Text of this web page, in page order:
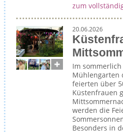
zum
20.06.2026
Im
Mühlengarten
feierten über
Küstenfrauen
werden die
Besonders in